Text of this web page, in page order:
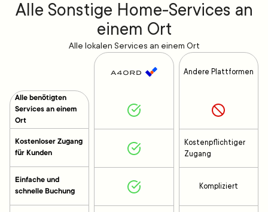
Alle Sonstige Home-Services an
einem Ort
Alle lokalen Services an einem Ort
Alle benötigten
Services an einem
Ort
Kostenloser Zugang
für Kunden
Einfache und
schnelle Buchung
Andere Plattformen
Kostenpflichtiger
Zugang
Kompliziert